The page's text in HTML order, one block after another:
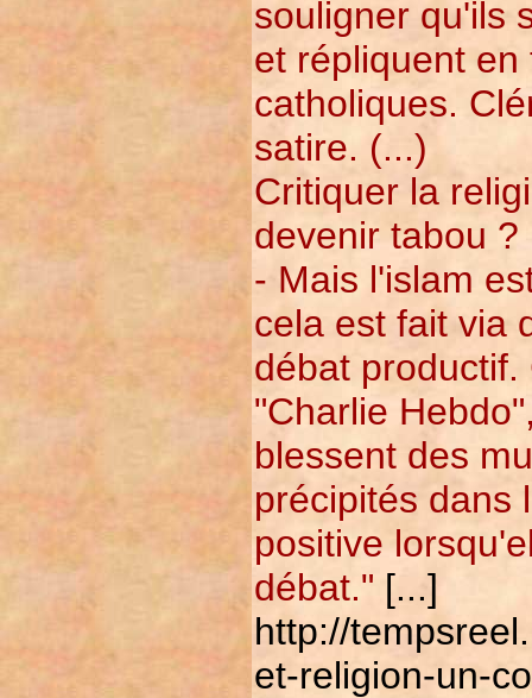
souligner qu'ils
et répliquent
catholiques.
satire. (...)
Critiquer la
devenir tabou ?
- Mais l'islam
cela est fait via
débat
"Charlie
blessent des
précipités dans
positive
débat." [...]
http://
et-religion-un-